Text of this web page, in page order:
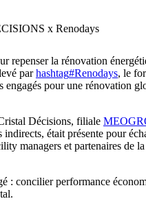
x Renodays
repenser la rénovation
parhashtag#Renodays, le
engagés pour une rénovation
Décisions, filiale
indirects, était présente pour
managers et partenaires de
: concilier performance